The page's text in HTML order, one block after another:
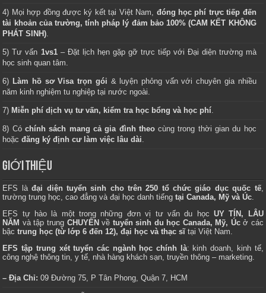
4) Mọi hợp đồng được ký kết tại Việt Nam, đóng học phí trực tiếp đến
tài khoản của trường, tính pháp lý đảm bảo 100% (CAM KẾT KHÔNG
PHÁT SINH).
5) Tư vấn 1vs1– Đặt lịch hẹn gặp gỡ trực tiếp với Đại diện trường mà
học sinh quan tâm.
6) Làm hồ sơ Visa trọn gói & luyện phỏng vấn với chuyên gia nhiều
năm kinh nghiệm tu nghiệp tại nước ngoài.
7) Miễn phí dịch vụ tư vấn, kiểm tra học bổng và học phí.
8) Cóchính sách mang cả gia đình theocùng trong thời gian du học
hoặcđăng ký định cư làm việc lâu dài.
GIỚI THIỆU
EFS làđại diện tuyển sinh cho trên 250 tổ chức giáo dục quốc tế,
trường trung học, cao đẳng và đại học danh tiếng tại Canada, Mỹ và Úc.
EFS tự hào là một trong những đơn vị tư vấn du học UY TÍN, LÂU
NĂM và tập trung CHUYÊN về tuyển sinh du học Canada, Mỹ, Úcở các
bậctrung học (từ lớp 6 đến 12), đại học và thạc sĩtại Việt Nam.
EFS tập trung xét tuyển các ngành học chính là: kinh doanh, kinh tế,
công nghệ thông tin, y tế, nhà hàng khách sạn, truyền thông – marketing.
– Địa Chỉ: 09 Đường 75, P Tân Phong, Quận 7, HCM